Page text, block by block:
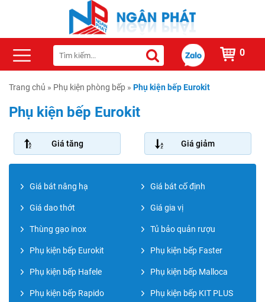
0
Trang chủ » Phụ kiện phòng bếp » Phụ kiện bếp Eurokit
Phụ kiện bếp Eurokit
Giá tăng Giá giảm
Giá bát nâng hạ Giá bát cố định
Giá dao thớt Giá gia vị
Thùng gạo inox Tủ bảo quản rượu
Phụ kiện bếp Eurokit Phụ kiện bếp Faster
Phụ kiện bếp Hafele Phụ kiện bếp Malloca
Phụ kiện bếp Rapido Phụ kiện bếp KIT PLUS